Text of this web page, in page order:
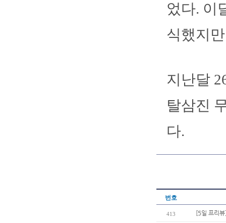
었다. 이
식했지
지난달
탈삼진
다.
번호
413 [5일 프리